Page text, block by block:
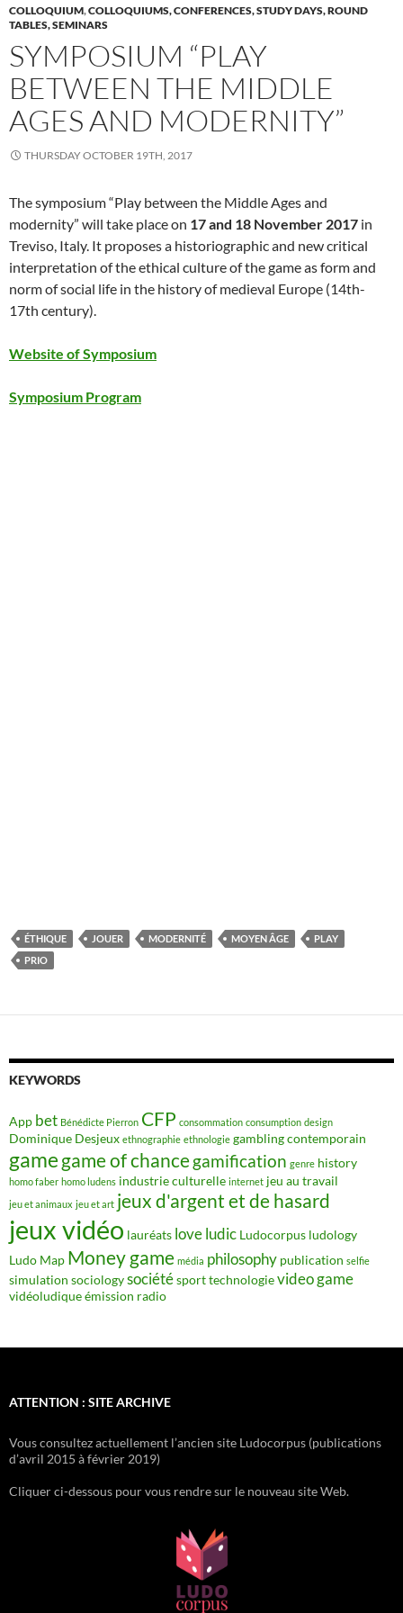
COLLOQUIUM,COLLOQUIUMS, CONFERENCES, STUDY DAYS, ROUND
TABLES, SEMINARS
SYMPOSIUM “PLAY
BETWEEN THE MIDDLE
AGES AND MODERNITY”
THURSDAY OCTOBER 19TH, 2017
The symposium “Play between the Middle Ages and
modernity” will take place on 17 and 18 November 2017 in
Treviso, Italy. It proposes a historiographic and new critical
interpretation of the ethical culture of the game as form and
norm of social life in the history of medieval Europe (14th-
17th century).
Website of Symposium
Symposium Program
ÉTHIQUE JOUER MODERNITÉ MOYEN ÂGE
PLAY
PRIO
KEYWORDS
App bet Bénédicte Pierron CFP consommation consumption design
Dominique Desjeux ethnographie ethnologie gambling contemporain
game game of chancegamification genre history
homo faber homo ludens industrie culturelle internet jeu au travail
jeu et animaux jeu et art jeux d'argent et de hasard
jeux vidéo lauréats loveludic Ludocorpus ludology
Ludo Map Money game média philosophy publication selfie
simulation sociologysociétésporttechnologievideo game
vidéoludiqueémission radio
ATTENTION : SITE ARCHIVE
Vous consultez actuellement l’ancien site Ludocorpus (publications
d’avril 2015 à février 2019)
Cliquer ci-dessous pour vous rendre sur le nouveau site Web.